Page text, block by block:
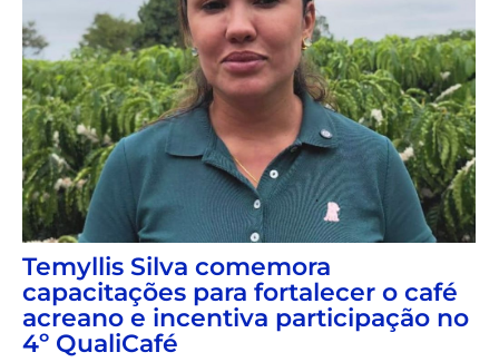
Temyllis Silva comemora
capacitações para fortalecer o café
acreano e incentiva participação no
4º QualiCafé